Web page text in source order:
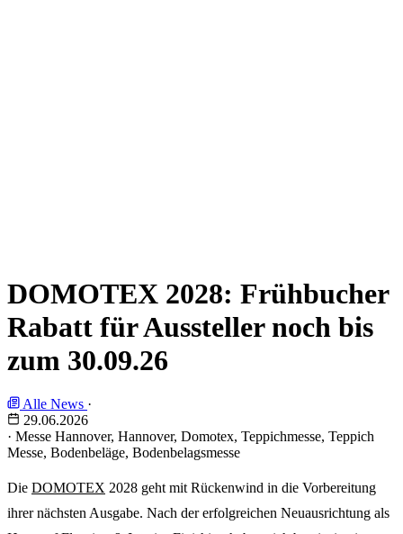
DOMOTEX 2028: Frühbucher
Rabatt für Aussteller noch bis
zum 30.09.26
Alle News ·
29.06.2026
· Messe Hannover, Hannover, Domotex, Teppichmesse, Teppich
Messe, Bodenbeläge, Bodenbelagsmesse
Die DOMOTEX 2028 geht mit Rückenwind in die Vorbereitung
ihrer nächsten Ausgabe. Nach der erfolgreichen Neuausrichtung als